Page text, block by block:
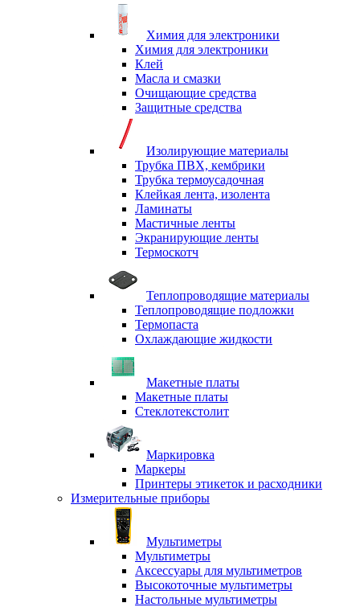
Химия для электроники
Химия для электроники
Клей
Масла и смазки
Очищающие средства
Защитные средства
Изолирующие материалы
Трубка ПВХ, кембрики
Трубка термоусадочная
Клейкая лента, изолента
Ламинаты
Мастичные ленты
Экранирующие ленты
Термоскотч
Теплопроводящие материалы
Теплопроводящие подложки
Термопаста
Охлаждающие жидкости
Макетные платы
Макетные платы
Стеклотекстолит
Маркировка
Маркеры
Принтеры этикеток и расходники
Измерительные приборы
Мультиметры
Мультиметры
Аксессуары для мультиметров
Высокоточные мультиметры
Настольные мультиметры